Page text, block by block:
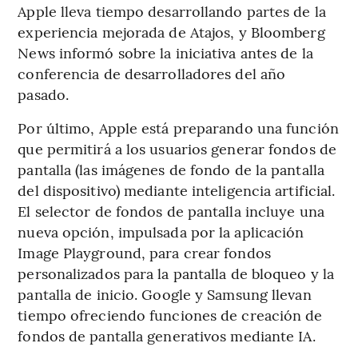
Apple lleva tiempo desarrollando partes de la
experiencia mejorada de Atajos, y Bloomberg
News informó sobre la iniciativa antes de la
conferencia de desarrolladores del año
pasado.
Por último, Apple está preparando una función
que permitirá a los usuarios generar fondos de
pantalla (las imágenes de fondo de la pantalla
del dispositivo) mediante inteligencia artificial.
El selector de fondos de pantalla incluye una
nueva opción, impulsada por la aplicación
Image Playground, para crear fondos
personalizados para la pantalla de bloqueo y la
pantalla de inicio. Google y Samsung llevan
tiempo ofreciendo funciones de creación de
fondos de pantalla generativos mediante IA.